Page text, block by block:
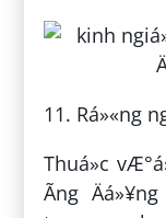
11. Rá»«ng
Thuá»c
Ãng